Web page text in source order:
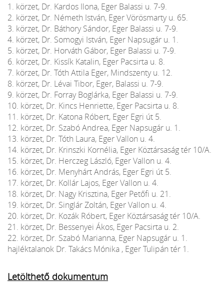
1. körzet, Dr. Kardos Ilona, Eger Balassi u. 7-9.
2. körzet, Dr. Németh István, Eger Vörösmarty u. 65.
3. körzet, Dr. Báthory Sándor, Eger Balassi u. 7-9.
4. körzet, Dr. Somogyi István, Eger Napsugár u. 1.
5. körzet, Dr. Horváth Gábor, Eger Balassi u. 7-9.
6. körzet, Dr. Kissík Katalin, Eger Pacsirta u. 8.
7. körzet, Dr. Tóth Attila Eger, Mindszenty u. 12.
8. körzet, Dr. Lévai Tibor, Eger, Balassi u. 7-9.
9. körzet, Dr. Forray Boglárka, Eger Balassi u. 7-9.
10. körzet, Dr. Kincs Henriette, Eger Pacsirta u. 8.
11. körzet, Dr. Katona Róbert, Eger Egri út 5.
12. körzet, Dr. Szabó Andrea, Eger Napsugár u. 1.
13. körzet, Dr. Tóth Laura, Eger Vallon u. 4.
14. körzet, Dr. Krinszki Kornélia, Eger Köztársaság tér 10/A.
15. körzet, Dr. Herczeg László, Eger Vallon u. 4.
16. körzet, Dr. Menyhárt András, Eger Egri út 5.
17. körzet, Dr. Kollár Lajos, Eger Vallon u. 4.
18. körzet, Dr. Nagy Krisztina, Eger Petőfi u. 21.
19. körzet, Dr. Singlár Zoltán, Eger Vallon u. 4.
20. körzet, Dr. Kozák Róbert, Eger Köztársaság tér 10/A.
21. körzet, Dr. Bessenyei Ákos, Eger Pacsirta u. 2.
22. körzet, Dr. Szabó Marianna, Eger Napsugár u. 1.
hajléktalanok Dr. Takács Mónika , Eger Tulipán tér 1.
Letölthető dokumentum